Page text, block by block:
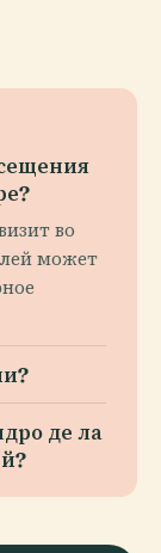
во
может
де ла